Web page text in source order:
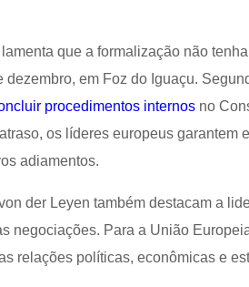
que a formalização não
dezembro, em Foz do Iguaçu.
procedimentos internos no
os líderes europeus garantem
adiamentos.
der Leyen também destacam a
negociações. Para a União
relações políticas, econômicas e